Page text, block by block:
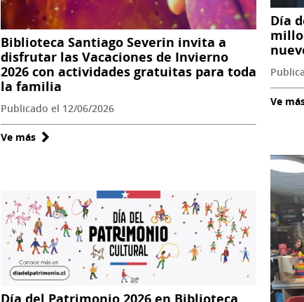
Biblioteca Santiago Severin invita a
disfrutar las Vacaciones de Invierno
2026 con actividades gratuitas para toda
la familia
Publicado el 12/06/2026
Ve más sobre
invita
a
disfrutar
las
Vacaciones
de
Día
Ve
Día del Patrimonio 2026 en Biblioteca